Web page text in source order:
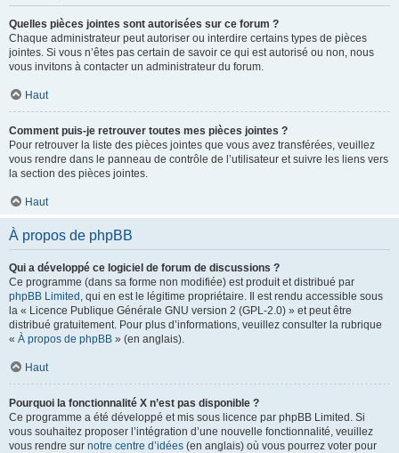
Quelles pièces jointes sont autorisées sur ce forum ?
Chaque administrateur peut autoriser ou interdire certains types de pièces
jointes. Si vous n’êtes pas certain de savoir ce qui est autorisé ou non, nous
vous invitons à contacter un administrateur du forum.
Haut
Comment puis-je retrouver toutes mes pièces jointes ?
Pour retrouver la liste des pièces jointes que vous avez transférées, veuillez
vous rendre dans le panneau de contrôle de l’utilisateur et suivre les liens vers
la section des pièces jointes.
Haut
À propos de phpBB
Qui a développé ce logiciel de forum de discussions ?
Ce programme (dans sa forme non modifiée) est produit et distribué par
phpBB Limited , qui en est le légitime propriétaire. Il est rendu accessible sous
la « Licence Publique Générale GNU version 2 (GPL-2.0) » et peut être
distribué gratuitement. Pour plus d’informations, veuillez consulter la rubrique
« À propos de phpBB » (en anglais).
Haut
Pourquoi la fonctionnalité X n’est pas disponible ?
Ce programme a été développé et mis sous licence par phpBB Limited. Si
vous souhaitez proposer l’intégration d’une nouvelle fonctionnalité, veuillez
vous rendre sur notre centre d’idées (en anglais) où vous pourrez voter pour